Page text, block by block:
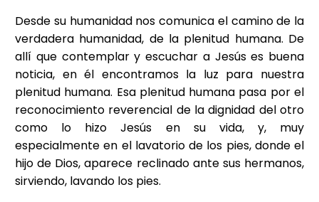
Desde su humanidad nos comunica el camino de la
verdadera humanidad, de la plenitud humana. De
allí que contemplar y escuchar a Jesús es buena
noticia, en él encontramos la luz para nuestra
plenitud humana. Esa plenitud humana pasa por el
reconocimiento reverencial de la dignidad del otro
como lo hizo Jesús en su vida, y, muy
especialmente en el lavatorio de los pies, donde el
hijo de Dios, aparece reclinado ante sus hermanos,
sirviendo, lavando los pies.